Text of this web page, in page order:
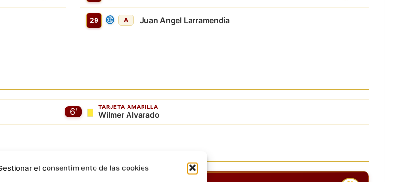
el consentimiento de las cookies
29 A Juan Angel Larramendia
6' TARJETA AMARILLA
Wilmer Alvarado